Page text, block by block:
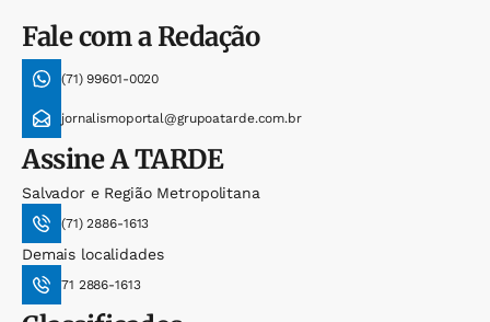
Fale com a Redação
(71) 99601-0020
jornalismoportal@grupoatarde.com.br
AssineA TARDE
Salvador e Região Metropolitana
(71) 2886-1613
Demais localidades
71 2886-1613